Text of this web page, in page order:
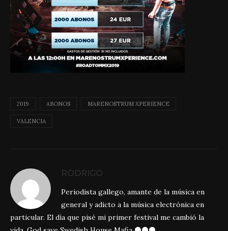
2019 ABONOS MARENOSTRUM XPERIENCE
VALENCIA
RODRIGO
Periodista gallego, amante de la música en
general y adicto a la música electrónica en
particular. El día que pisé mi primer festival me cambió la